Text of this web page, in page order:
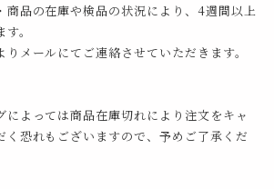
品の在庫や検品の状況により、4週間以上
。
メールにてご連絡させていただきます。
によっては商品在庫切れにより注文をキャ
く恐れもございますので、予めご了承くだ